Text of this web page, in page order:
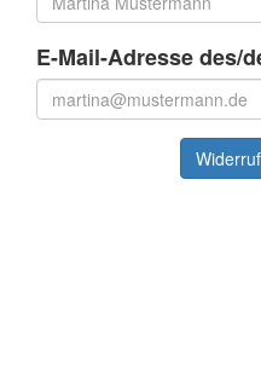
E-Mail-Adresse des/